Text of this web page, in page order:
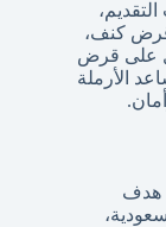
قرض كنف،
على قرض
الأرملة
هدف